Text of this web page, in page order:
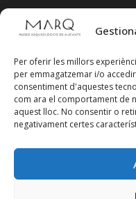
Per oferir les millors
per emmagatzemar i/o
consentiment d'aquestes
com ara el comportament de
aquest lloc. No consentir o
negativament certes